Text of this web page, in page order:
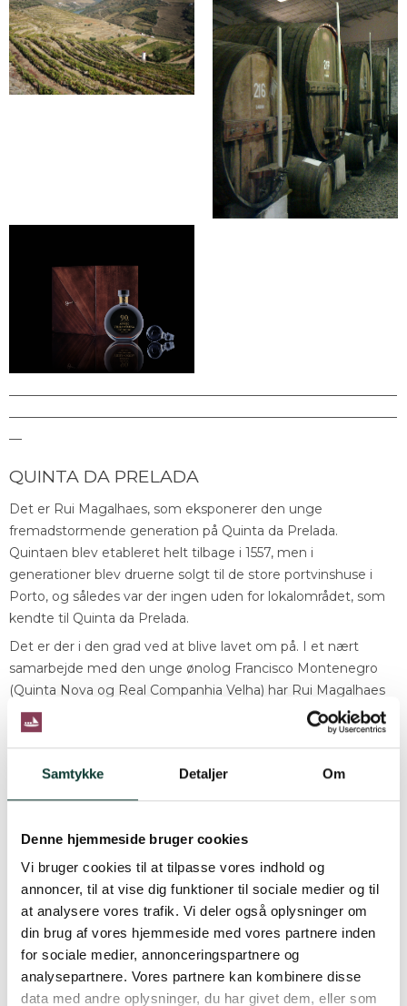
Samtykke Detaljer Om
Denne hjemmeside bruger cookies
Vi bruger cookies til at tilpasse vores indhold og
annoncer, til at vise dig funktioner til sociale medier og til
at analysere vores trafik. Vi deler også oplysninger om
din brug af vores hjemmeside med vores partnere inden
for sociale medier, annonceringspartnere og
analysepartnere. Vores partnere kan kombinere disse
data med andre oplysninger, du har givet dem, eller som
QUINTA DA PRELADA
Det er Rui Magalhaes, som eksponerer den unge
fremadstormende generation på Quinta da Prelada.
Quintaen blev etableret helt tilbage i 1557, men i
generationer blev druerne solgt til de store portvinshuse i
Porto, og således var der ingen uden for lokalområdet, som
kendte til Quinta da Prelada.
Det er der i den grad ved at blive lavet om på. I et nært
samarbejde med den unge ønolog Francisco Montenegro
(Quinta Nova og Real Companhia Velha) har Rui Magalhaes
skabt en række vine, som på rekordtid har etableret Quinta
da Prelada som en af de nye stjerner i Dourodalen.
Quinta da Prelada